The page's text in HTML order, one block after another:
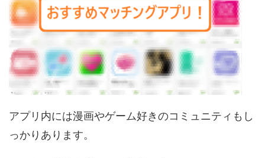
アプリ内には漫画やゲーム好きのコミュニティもし
っかりあります。